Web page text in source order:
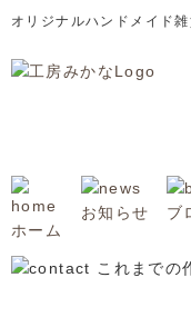
オリジナルハンドメイド